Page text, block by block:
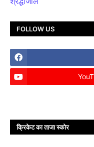
FOLLOW US
क्रिकेट का ताजा स्कोर